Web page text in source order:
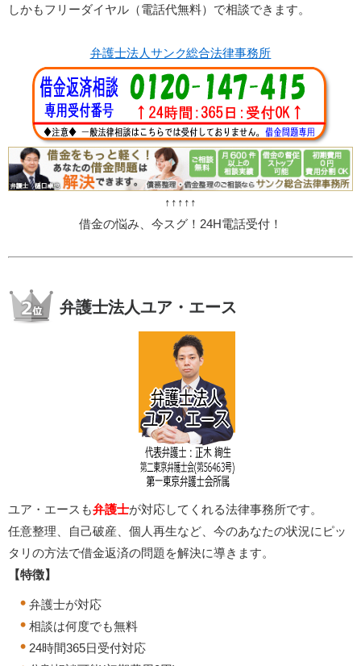
しかもフリーダイヤル（電話代無料）で相談できます。
弁護士法人サンク総合法律事務所
↑↑↑↑↑
借金の悩み、今スグ！24H電話受付！
弁護士法人ユア・エース
ユア・エースも弁護士が対応してくれる法律事務所です。
任意整理、自己破産、個人再生など、今のあなたの状況にピッ
タリの方法で借金返済の問題を解決に導きます。
【特徴】
弁護士が対応
相談は何度でも無料
24時間365日受付対応